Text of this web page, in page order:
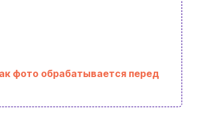
фото обрабатывается перед